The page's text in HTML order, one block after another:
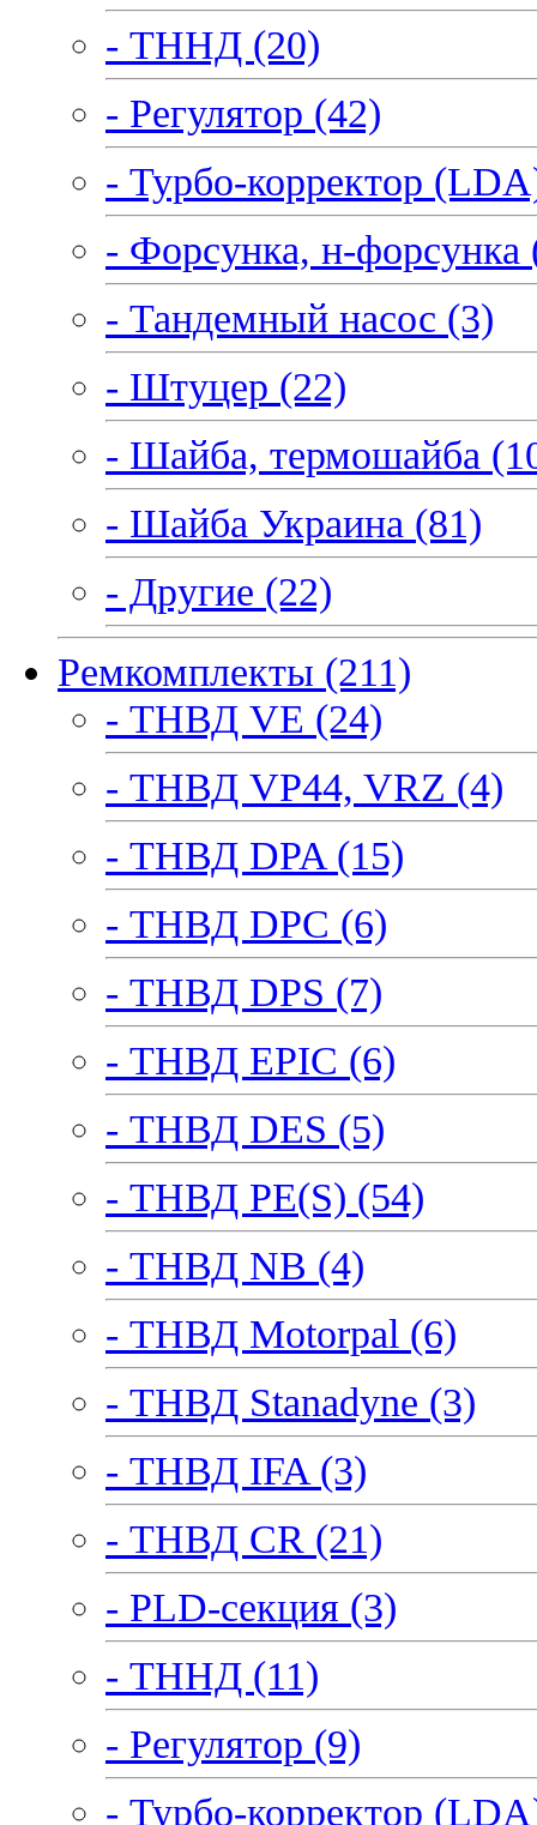
- ТННД (20)
- Регулятор (42)
- Турбо-корректор
- Форсунка, н-форсунка
- Тандемный насос (3)
- Штуцер (22)
- Шайба, термошайба
- Шайба Украина (81)
- Другие (22)
Ремкомплекты (211)
- ТНВД VE (24)
- ТНВД VP44, VRZ (4)
- ТНВД DPA (15)
- ТНВД DPC (6)
- ТНВД DPS (7)
- ТНВД EPIC (6)
- ТНВД DES (5)
- ТНВД PE(S) (54)
- ТНВД NB (4)
- ТНВД Motorpal (6)
- ТНВД Stanadyne (3)
- ТНВД IFA (3)
- ТНВД CR (21)
- PLD-секция (3)
- ТННД (11)
- Регулятор (9)
- Турбо-корректор